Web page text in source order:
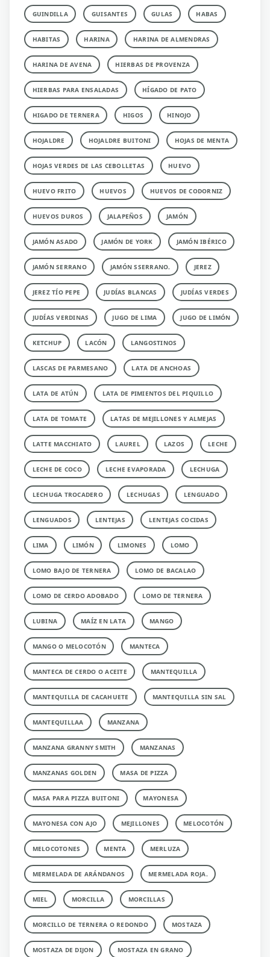
GUINDILLA GUISANTES GULAS HABAS
HABITAS HARINA HARINA DE ALMENDRAS
HARINA DE AVENA HIERBAS DE PROVENZA
HIERBAS PARA ENSALADAS HÍGADO DE PATO
HIGADO DE TERNERA HIGOS HINOJO
HOJALDRE HOJALDRE BUITONI HOJAS DE MENTA
HOJAS VERDES DE LAS CEBOLLETAS HUEVO
HUEVO FRITO HUEVOS HUEVOS DE CODORNIZ
HUEVOS DUROS JALAPEÑOS JAMÓN
JAMÓN ASADO JAMÓN DE YORK JAMÓN IBÉRICO
JAMÓN SERRANO JAMÓN SSERRANO. JEREZ
JEREZ TÍO PEPE JUDÍAS BLANCAS JUDÍAS VERDES
JUDÍAS VERDINAS JUGO DE LIMA JUGO DE LIMÓN
KETCHUP LACÓN LANGOSTINOS
LASCAS DE PARMESANO LATA DE ANCHOAS
LATA DE ATÚN LATA DE PIMIENTOS DEL PIQUILLO
LATA DE TOMATE LATAS DE MEJILLONES Y ALMEJAS
LATTE MACCHIATO LAUREL LAZOS LECHE
LECHE DE COCO LECHE EVAPORADA LECHUGA
LECHUGA TROCADERO LECHUGAS LENGUADO
LENGUADOS LENTEJAS LENTEJAS COCIDAS
LIMA LIMÓN LIMONES LOMO
LOMO BAJO DE TERNERA LOMO DE BACALAO
LOMO DE CERDO ADOBADO LOMO DE TERNERA
LUBINA MAÍZ EN LATA MANGO
MANGO O MELOCOTÓN MANTECA
MANTECA DE CERDO O ACEITE MANTEQUILLA
MANTEQUILLA DE CACAHUETE MANTEQUILLA SIN SAL
MANTEQUILLAA MANZANA
MANZANA GRANNY SMITH MANZANAS
MANZANAS GOLDEN MASA DE PIZZA
MASA PARA PIZZA BUITONI MAYONESA
MAYONESA CON AJO MEJILLONES MELOCOTÓN
MELOCOTONES MENTA MERLUZA
MERMELADA DE ARÁNDANOS MERMELADA ROJA.
MIEL MORCILLA MORCILLAS
MORCILLO DE TERNERA O REDONDO MOSTAZA
MOSTAZA DE DIJON MOSTAZA EN GRANO